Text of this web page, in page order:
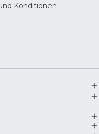
Konditionen